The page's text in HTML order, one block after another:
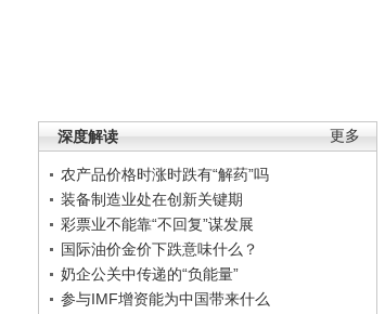
更多
深度解读
农产品价格时涨时跌有“解药”吗
装备制造业处在创新关键期
彩票业不能靠“不回复”谋发展
国际油价金价下跌意味什么？
奶企公关中传递的“负能量”
参与IMF增资能为中国带来什么